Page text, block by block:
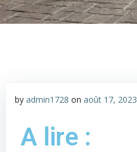
by admin1728 on août 17, 2023
A lire :